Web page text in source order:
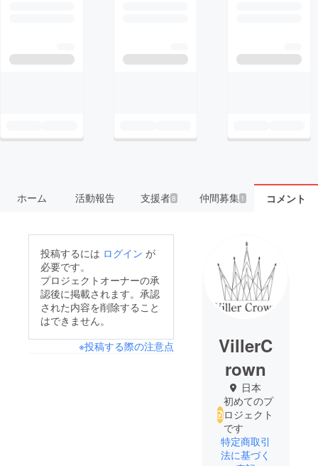
ホーム 活動報告 支援者8 仲間募集 1 コメント
投稿するには ログイン が
必要です。
プロジェクトオーナーの承
認後に掲載されます。承認
された内容を削除すること
はできません。
※投稿する際の注意点
VillerC
rown
日本
初めてのプ
ロジェクト
です
特定商取引
法に基づく